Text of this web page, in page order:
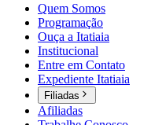
Quem Somos
Programação
Ouça a Itatiaia
Institucional
Entre em Contato
Expediente Itatiaia
Filiadas
Afiliadas